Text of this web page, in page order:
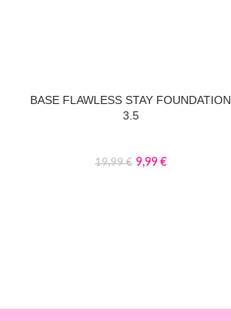
BASE FLAWLESS STAY FOUNDATION
3.5
19,99€ 9,99 €